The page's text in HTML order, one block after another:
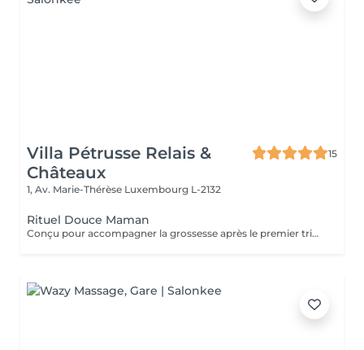
Villa Pétrusse Relais &
Châteaux
15
1, Av. Marie-Thérèse Luxembourg L-2132
Rituel Douce Maman
Conçu pour accompagner la grossesse après le premier trimestre, ou la période du post-partum, ce soin allie douceur et efficacité. Les gestes, spécifiquement adaptés, améliorent l'élasticité de la peau et stimulent la circulation, tout en apaisant les tensions propres à cette période de la vie. Une parenthèse sur-mesure, pensée pour soulager le corps et offrir un moment de calme absolu à la future ou jeune maman.